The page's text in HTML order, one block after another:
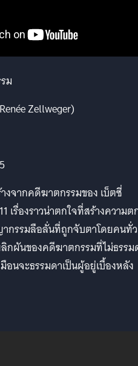
ม
Zellweger)
จากคดีฆาตกรรมของ เบ็ตซี่
เรื่องราวน่าตกใจที่สร้างความต
กรรมลือลั่นที่ถูกจับตาโดยคนทั่ว
กผันของคดีฆาตกรรมที่ไม่ธรรม
จะธรรมดาเป็นผู้อยู่เบื้องหลัง